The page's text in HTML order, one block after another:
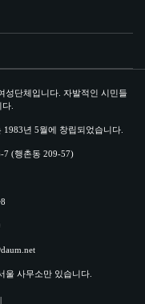
성단체입니다. 자발적인 시민들
.
년 5월에 창립되었습니다.
7 (행촌동 209-57)
울 사무소만 있습니다.